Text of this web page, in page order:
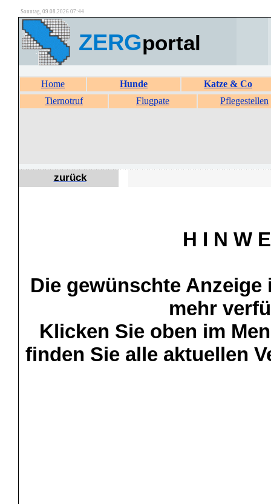
Sonntag, 09.08.2026 07:44
ZERGportal
Home Hunde
Katze & Co
Tiernotruf
Flugpate Pflegestellen
zurück
H I N W
Die gewünschte
mehr
Klicken Sie oben im
finden Sie alle aktuellen